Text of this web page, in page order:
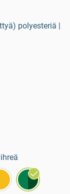
polyesteriä |